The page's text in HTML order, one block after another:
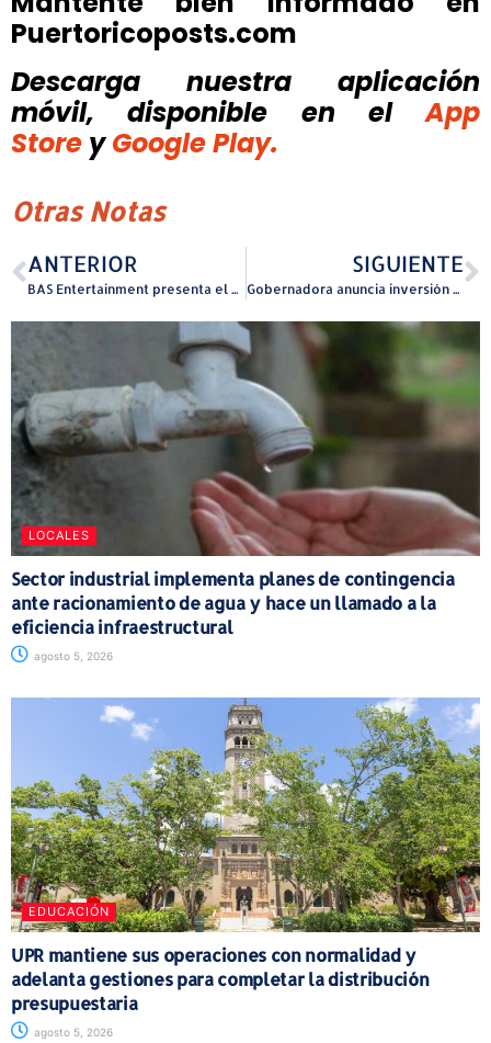
Puertoricoposts.com
Descarga nuestra aplicación
móvil, disponible
en el
App
Store y Google Play.
Otras Notas
ANTERIOR
BAS Entertainment presenta el elenco de “Shrek El Musical”
SIGUIENTE
Gobernadora anuncia inversión de $53.7 millones en desarrollo residencial seguro en Naguabo
LOCALES
Sector industrial implementa planes de contingencia
ante racionamiento de agua y hace un llamado a la
eficiencia infraestructural
agosto 5, 2026
EDUCACIÓN
UPR mantiene sus operaciones con normalidad y
adelanta gestiones para completar la distribución
presupuestaria
agosto 5, 2026